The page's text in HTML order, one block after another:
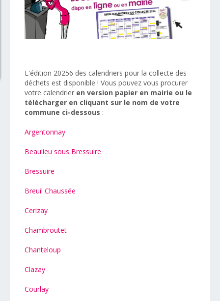
L'édition 20256 des calendriers pour la collecte des
déchets est disponible ! Vous pouvez vous procurer
votre calendrier en version papier en mairie ou le
télécharger en cliquant sur le nom de votre
commune ci-dessous :
Argentonnay
Beaulieu sous Bressuire
Bressuire
Breuil Chaussée
Cerizay
Chambroutet
Chanteloup
Clazay
Courlay